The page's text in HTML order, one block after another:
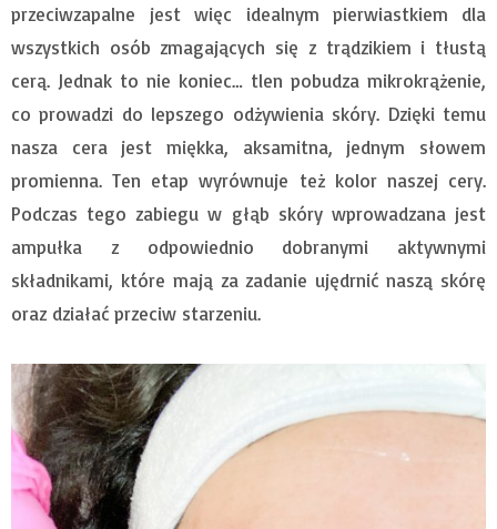
przeciwzapalne jest więc idealnym pierwiastkiem dla
wszystkich osób zmagających się z trądzikiem i tłustą
cerą. Jednak to nie koniec… tlen pobudza mikrokrążenie,
co prowadzi do lepszego odżywienia skóry. Dzięki temu
nasza cera jest miękka, aksamitna, jednym słowem
promienna. Ten etap wyrównuje też kolor naszej cery.
Podczas tego zabiegu w głąb skóry wprowadzana jest
ampułka z odpowiednio dobranymi aktywnymi
składnikami, które mają za zadanie ujędrnić naszą skórę
oraz działać przeciw starzeniu.